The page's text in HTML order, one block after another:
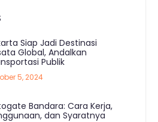
Siap Jadi Destinasi
Global, Andalkan
Publik
5, 2024
Bandara: Cara Kerja,
dan Syaratnya